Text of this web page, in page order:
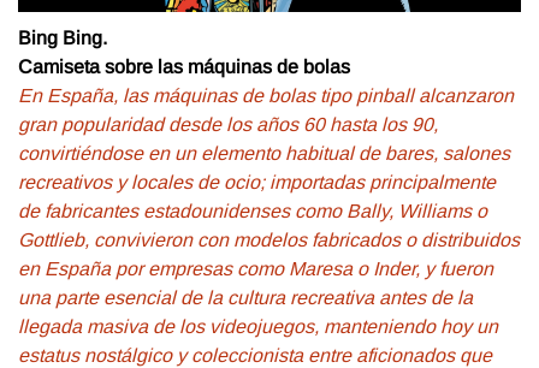
Bing Bing.
Camiseta sobre las máquinas de bolas
En España, las máquinas de bolas tipo pinball alcanzaron
gran popularidad desde los años 60 hasta los 90,
convirtiéndose en un elemento habitual de bares, salones
recreativos y locales de ocio; importadas principalmente
de fabricantes estadounidenses como Bally, Williams o
Gottlieb, convivieron con modelos fabricados o distribuidos
en España por empresas como Maresa o Inder, y fueron
una parte esencial de la cultura recreativa antes de la
llegada masiva de los videojuegos, manteniendo hoy un
estatus nostálgico y coleccionista entre aficionados que